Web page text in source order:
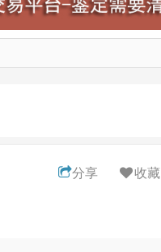
分享 收藏